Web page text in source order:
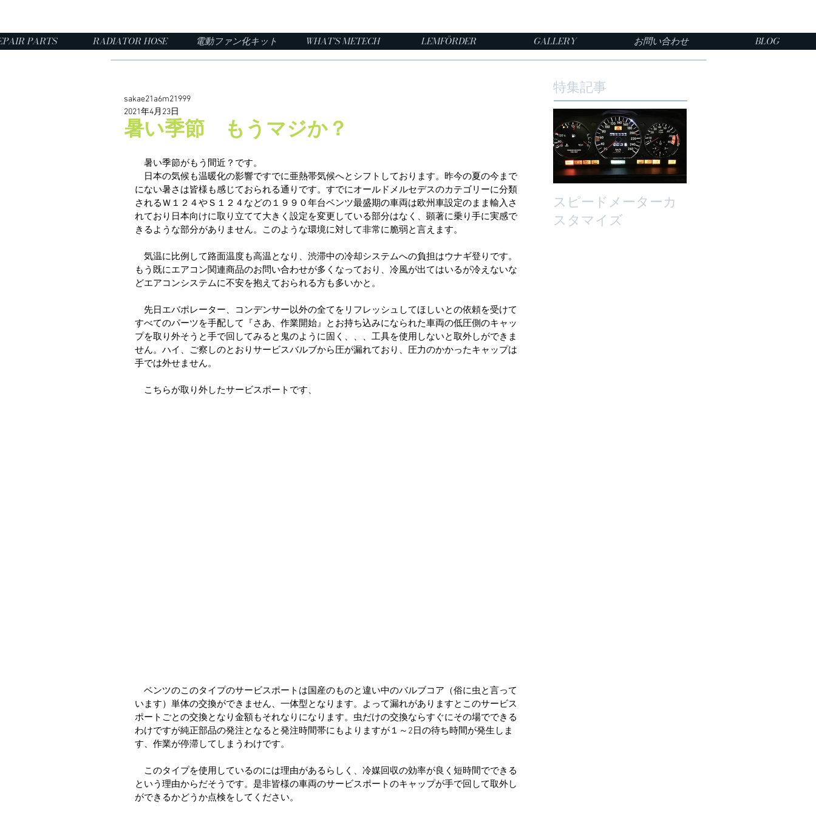
PARTS RADIATOR HOSE 電動ファン化キット WHAT'S METECH LEMFÖRDER GALLERY お問い合わせ BLOG
暑い季節 もうマジか？
sakae21a6m21999
2021年4月23日
暑い季節がもう間近？です。
日本の気候も温暖化の影響ですでに亜熱帯気候へとシフトしております。昨今の夏の今まで
にない暑さは皆様も感じておられる通りです。すでにオールドメルセデスのカテゴリーに分類
されるＷ１２４やＳ１２４などの１９９０年台ベンツ最盛期の車両は欧州車設定のまま輸入さ
れており日本向けに取り立てて大きく設定を変更している部分はなく、顕著に乗り手に実感で
きるような部分がありません。このような環境に対して非常に脆弱と言えます。
気温に比例して路面温度も高温となり、渋滞中の冷却システムへの負担はウナギ登りです。
もう既にエアコン関連商品のお問い合わせが多くなっており、冷風が出てはいるが冷えないな
どエアコンシステムに不安を抱えておられる方も多いかと。
先日エバポレーター、コンデンサー以外の全てをリフレッシュしてほしいとの依頼を受けて
すべてのパーツを手配して『さあ、作業開始』とお持ち込みになられた車両の低圧側のキャッ
プを取り外そうと手で回してみると鬼のように固く、、、工具を使用しないと取外しができま
せん。ハイ、ご察しのとおりサービスバルブから圧が漏れており、圧力のかかったキャップは
手では外せません。
こちらが取り外したサービスポートです、
ベンツのこのタイプのサービスポートは国産のものと違い中のバルブコア（俗に虫と言って
います）単体の交換ができません、一体型となります。よって漏れがありますとこのサービス
ポートごとの交換となり金額もそれなりになります。虫だけの交換ならすぐにその場でできる
わけですが純正部品の発注となると発注時間帯にもよりますが１～2日の待ち時間が発生しま
す、作業が停滞してしまうわけです。
このタイプを使用しているのには理由があるらしく、冷媒回収の効率が良く短時間でできる
という理由からだそうです。是非皆様の車両のサービスポートのキャップが手で回して取外し
ができるかどうか点検をしてください。
特集記事
スピードメーターカ
スタマイズ